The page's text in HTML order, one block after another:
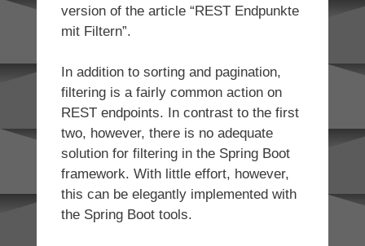
version of the article “REST Endpunkte
mit Filtern”.
In addition to sorting and pagination,
filtering is a fairly common action on
REST endpoints. In contrast to the first
two, however, there is no adequate
solution for filtering in the Spring Boot
framework. With little effort, however,
this can be elegantly implemented with
the Spring Boot tools.